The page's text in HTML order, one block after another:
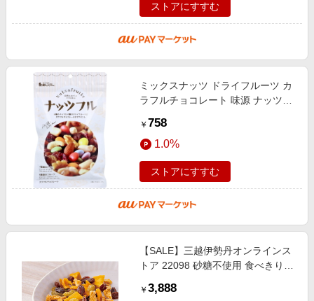
ストアにすすむ
ミックスナッツ ドライフルーツ カ
ラフルチョコレート 味源 ナッツフ
￥ 758
1.0%
ストアにすすむ
【SALE】三越伊勢丹オンラインス
トア 22098 砂糖不使用 食べきりド
食事、主菜【三越伊勢丹/公式】
￥ 3,888